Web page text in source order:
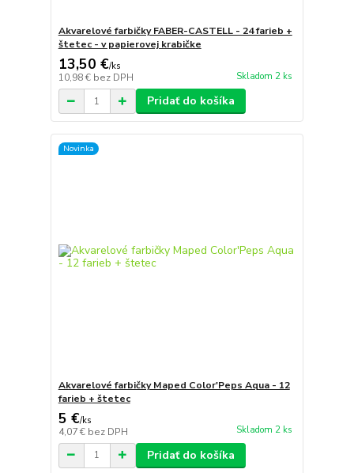
Akvarelové farbičky FABER-CASTELL - 24 farieb +
štetec - v papierovej krabičke
13,50 €/ks
10,98 € bez DPH Skladom 2 ks
Pridať do košíka
Novinka
Akvarelové farbičky Maped Color'Peps Aqua - 12
farieb + štetec
5 €/ks
4,07 € bez DPH Skladom 2 ks
Pridať do košíka